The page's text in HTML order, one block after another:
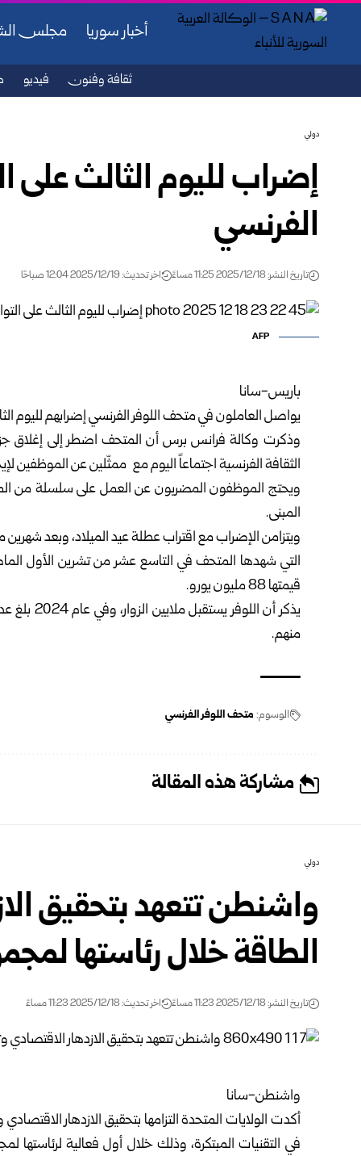
أخبار سوريا مجلس
ثقافة وفنون فيديو
دولي
إضراب لليوم الثالث على
الفرنسي
تاريخ النشر: 2025/12/18 11:25 مساءً اخر تحديث: 2025/12/19 12:04 صباحًا
AFP
باريس-سانا
يواصل العاملون في متحف اللوفر الفرنسي إضرابهم لليوم
وذكرت وكالة فرانس برس أن المتحف اضطر إلى إغلاق
الثقافة الفرنسية اجتماعاً اليوم مع ممثّلين عن الموظفين
ويحتج الموظفون المضربون عن العمل على سلسلة من
المبنى.
ويتزامن الإضراب مع اقتراب عطلة عيد الميلاد، وبعد
التي شهدها المتحف في التاسع عشر من تشرين الأول
قيمتها 88 مليون يورو.
منهم.
الوسوم: متحف اللوفر الفرنسي
مشاركة هذه المقالة
دولي
واشنطن تتعهد بتحقيق
الطاقة خلال رئاستها
تاريخ النشر: 2025/12/18 11:23 مساءً اخر تحديث: 2025/12/18 11:23 مساءً
واشنطن-سانا
أكدت الولايات المتحدة التزامها بتحقيق الازدهار
في التقنيات المبتكرة، وذلك خلال أول فعالية